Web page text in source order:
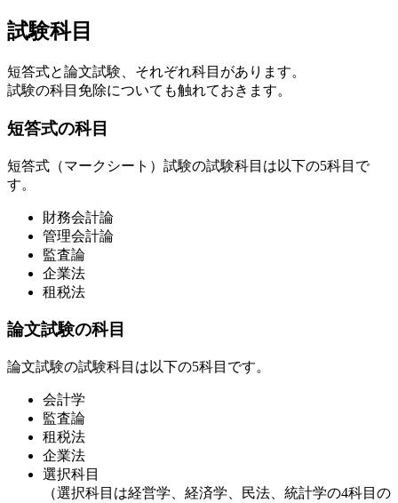
試験科目
短答式と論文試験、それぞれ科目があります。
試験の科目免除についても触れておきます。
短答式の科目
短答式（マークシート）試験の試験科目は以下の5科目で
す。
財務会計論
管理会計論
監査論
企業法
租税法
論文試験の科目
論文試験の試験科目は以下の5科目です。
会計学
監査論
租税法
企業法
選択科目
（選択科目は経営学、経済学、民法、統計学の4科目の